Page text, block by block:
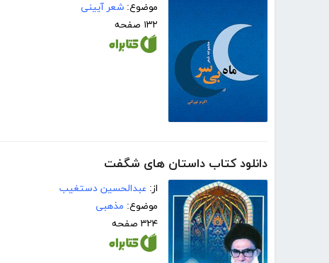
موضوع: شعر آیینی
۱۳۲ صفحه
دانلود کتاب داستان های شگفت
از: عبدالحسین دستغیب
موضوع: مذهبی
۳۲۴ صفحه